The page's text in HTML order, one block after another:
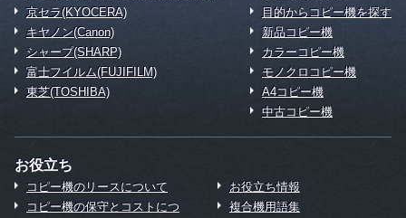
京セラ(KYOCERA)
キヤノン(Canon)
シャープ(SHARP)
富士フイルム(FUJIFILM)
東芝(TOSHIBA)
目的からコピー機を探す
新品コピー機
カラーコピー機
モノクロコピー機
A4コピー機
中古コピー機
お役立ち
コピー機のリースについて
コピー機の保守とコストにつ
お役立ち情報
複合機用語集